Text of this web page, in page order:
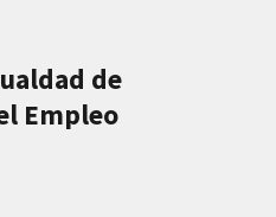
de
Empleo